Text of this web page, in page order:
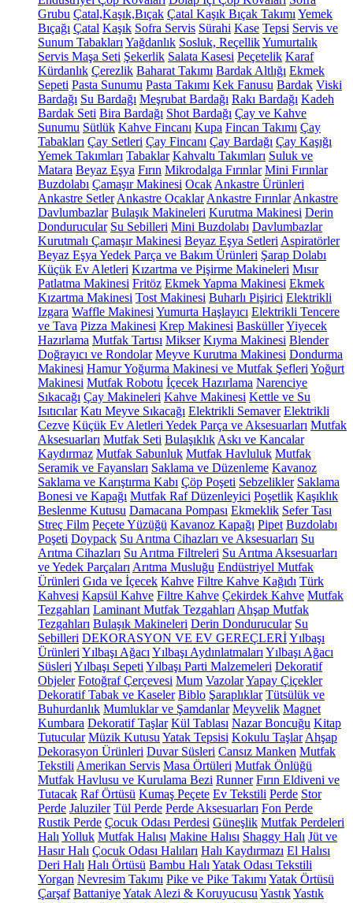
Grubu Çatal,Kaşık,Bıçak Çatal Kaşık Bıçak Takımı Yemek
Bıçağı Çatal Kaşık Sofra Servis Sürahi Kase Tepsi Servis ve
Sunum Tabakları Yağdanlık Sosluk, ReçellikYumurtalık
Servis Maşa Seti Şekerlik Salata Kasesi Peçetelik Karaf
Kürdanlık Çerezlik Baharat Takımı Bardak Altlığı Ekmek
Sepeti Pasta Sunumu Pasta Takımı Kek Fanusu Bardak Viski
Bardağı Su Bardağı Meşrubat Bardağı Rakı Bardağı Kadeh
Bardak Seti Bira Bardağı Shot Bardağı Çay ve Kahve
Sunumu Sütlük Kahve Fincanı Kupa Fincan Takımı Çay
Tabakları Çay Setleri Çay Fincanı Çay Bardağı Çay Kaşığı
Yemek Takımları Tabaklar Kahvaltı Takımları Suluk ve
Matara Beyaz Eşya Fırın Mikrodalga Fırınlar Mini Fırınlar
Buzdolabı Çamaşır Makinesi Ocak Ankastre Ürünleri
Ankastre Setler Ankastre Ocaklar Ankastre Fırınlar Ankastre
Davlumbazlar Bulaşık Makineleri Kurutma Makinesi Derin
Dondurucular Su Sebilleri Mini Buzdolabı Davlumbazlar
Kurutmalı Çamaşır Makinesi Beyaz Eşya Setleri Aspiratörler
Beyaz Eşya Yedek Parça ve Bakım Ürünleri Şarap Dolabı
Küçük Ev Aletleri Kızartma ve Pişirme Makineleri Mısır
Patlatma Makinesi Fritöz Ekmek Yapma Makinesi Ekmek
Kızartma Makinesi Tost Makinesi Buharlı Pişirici Elektrikli
Izgara Waffle Makinesi Yumurta Haşlayıcı Elektrikli Tencere
ve Tava Pizza Makinesi Krep Makinesi BasküllerYiyecek
Hazırlama Mutfak Tartısı Mikser Kıyma Makinesi Blender
Doğrayıcı ve Rondolar Meyve Kurutma Makinesi Dondurma
Makinesi Hamur Yoğurma Makinesi ve Mutfak Şefleri Yoğurt
Makinesi Mutfak Robotu İçecek Hazırlama Narenciye
Sıkacağı Çay Makineleri Kahve Makinesi Kettle ve Su
Isıtıcılar Katı Meyve Sıkacağı Elektrikli Semaver Elektrikli
Cezve Küçük Ev Aletleri Yedek Parça ve Aksesuarları Mutfak
Aksesuarları Mutfak Seti Bulaşıklık Askı ve Kancalar
Kaydırmaz Mutfak Sabunluk Mutfak Havluluk Mutfak
Seramik ve Fayansları Saklama ve Düzenleme Kavanoz
Saklama ve Karıştırma Kabı Çöp Poşeti Sebzelikler Saklama
Bonesi ve Kapağı Mutfak Raf Düzenleyici Poşetlik Kaşıklık
Beslenme Kutusu Damacana Pompası Ekmeklik Sefer Tası
Streç Film Peçete Yüzüğü Kavanoz Kapağı Pipet Buzdolabı
Poşeti Doypack Su Arıtma Cihazları ve Aksesuarları Su
Arıtma Cihazları Su Arıtma Filtreleri Su Arıtma Aksesuarları
ve Yedek Parçaları Arıtma Musluğu Endüstriyel Mutfak
Ürünleri Gıda ve İçecek Kahve Filtre Kahve Kağıdı Türk
Kahvesi Kapsül Kahve Filtre Kahve Çekirdek Kahve Mutfak
Tezgahları Laminant Mutfak Tezgahları Ahşap Mutfak
Tezgahları Bulaşık Makineleri Derin Dondurucular Su
Sebilleri DEKORASYON VE EV GEREÇLERİYılbaşı
Ürünleri Yılbaşı Ağacı Yılbaşı Aydınlatmaları Yılbaşı Ağacı
Süsleri Yılbaşı Sepeti Yılbaşı Parti Malzemeleri Dekoratif
Objeler Fotoğraf Çerçevesi Mum VazolarYapay Çiçekler
Dekoratif Tabak ve Kaseler Biblo Şaraplıklar Tütsülük ve
Buhurdanlık Mumluklar ve Şamdanlar Meyvelik Magnet
Kumbara Dekoratif Taşlar Kül Tablası Nazar Boncuğu Kitap
Tutucular Müzik Kutusu Yatak Tepsisi Kokulu Taşlar Ahşap
Dekorasyon Ürünleri Duvar Süsleri Cansız Manken Mutfak
Tekstili Amerikan Servis Masa Örtüleri Mutfak Önlüğü
Mutfak Havlusu ve Kurulama Bezi Runner Fırın Eldiveni ve
Tutacak Raf Örtüsü Kumaş Peçete Ev Tekstili Perde Stor
Perde Jaluziler Tül Perde Perde Aksesuarları Fon Perde
Rustik Perde Çocuk Odası Perdesi Güneşlik Mutfak Perdeleri
Halı Yolluk Mutfak Halısı Makine Halısı Shaggy Halı Jüt ve
Hasır Halı Çocuk Odası Halıları Halı Kaydırmazı El Halısı
Deri Halı Halı Örtüsü Bambu Halı Yatak Odası Tekstili
Yorgan Nevresim Takımı Pike ve Pike Takımı Yatak Örtüsü
Çarşaf BattaniyeYatak Alezi & Koruyucusu YastıkYastık